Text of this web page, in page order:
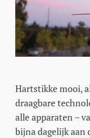
Hartstikke mooi,
draagbare
alle apparaten –
bijna dagelijk aan